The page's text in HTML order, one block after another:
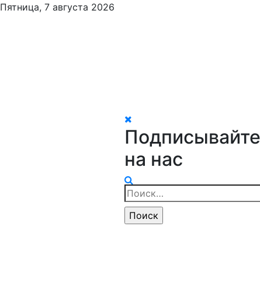
Пятница, 7 августа 2026
на нас
Найти: